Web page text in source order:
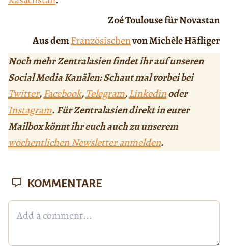
Zoé Toulouse für Novastan
Aus demFranzösischenvon Michèle Häfliger
Noch mehr Zentralasien findet ihr auf unseren
Social Media Kanälen: Schaut mal vorbei bei
Twitter,Facebook,Telegram,Linkedinoder
Instagram. Für Zentralasien direkt in eurer
Mailbox könnt ihr euch auch zu unserem
wöchentlichen Newsletter anmelden.
KOMMENTARE